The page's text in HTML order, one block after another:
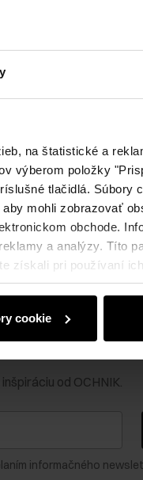
na štatistické a
výberom položky
tlačidlá. Súbory
mohli zobrazovať
obchode.
a analýzy. Títo
získali pri používaní ich
cookie
od OCHNIK.
informačného